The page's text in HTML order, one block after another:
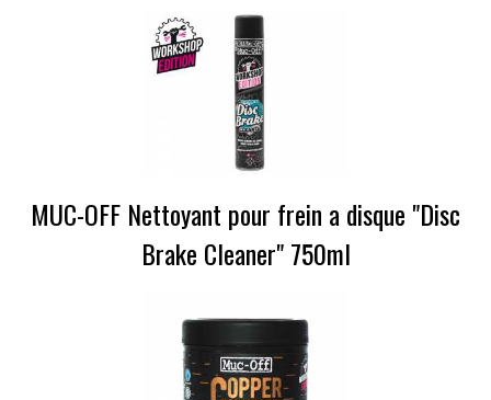
MUC-OFF Nettoyant pour frein a disque "Disc
Brake Cleaner" 750ml